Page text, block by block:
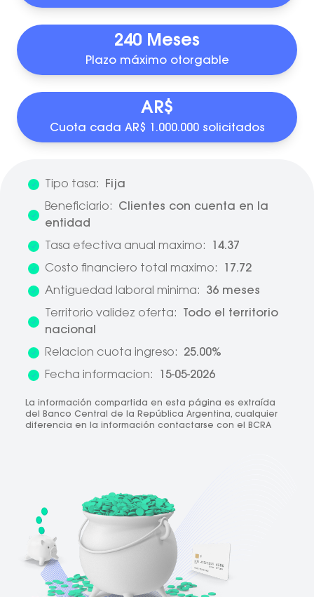
240 Meses
Plazo máximo otorgable
AR$
Cuota cada AR$ 1.000.000 solicitados
Tipo tasa:
Fija
Beneficiario:
Clientes con cuenta en la
entidad
Tasa efectiva anual maximo:
14.37
Costo financiero total maximo:
17.72
Antiguedad laboral minima:
36 meses
Territorio validez oferta:
Todo el territorio
nacional
Relacion cuota ingreso:
25.00%
Fecha informacion:
15-05-2026
La información compartida en esta página es extraída
del Banco Central de la República Argentina, cualquier
diferencia en la información contactarse con el BCRA